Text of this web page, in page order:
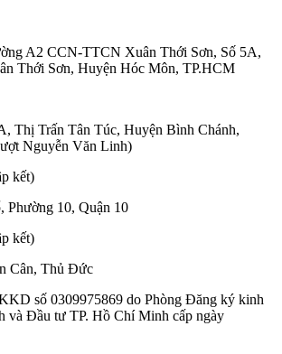
A2 CCN-TTCN Xuân Thới Sơn, Số 5A,
Thới Sơn, Huyện Hóc Môn, TP.HCM
Thị Trấn Tân Túc, Huyện Bình Chánh,
Nguyễn Văn Linh)
kết)
Phường 10, Quận 10
kết)
Cân, Thủ Đức
số 0309975869 do Phòng Đăng ký kinh
và Đầu tư TP. Hồ Chí Minh cấp ngày